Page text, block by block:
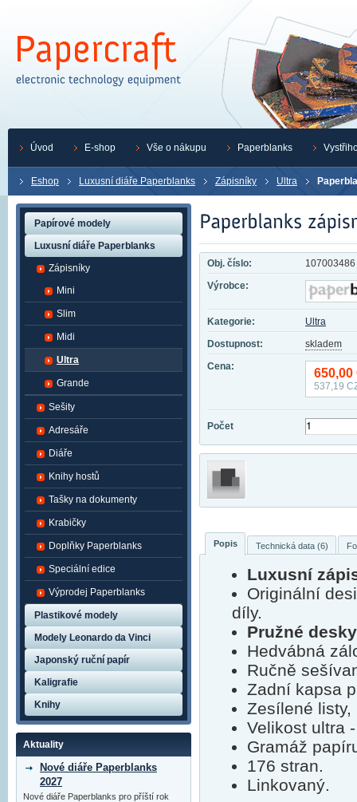
Eshop Luxusní diáře Paperblanks Zápisníky Ultra
Obj. číslo:
107003486
Výrobce:
Kategorie:
Ultra
Dostupnost:
skladem
Cena:
650,00
537,19
Počet
Popis Technická data (6)
Luxusní
Originální
díly.
Pružné
Hedvábná
Ručně
Zadní kapsa
Zesílené
Velikost ultra
Gramáž
176 stran.
Linkovaný.
Papírové modely
Luxusní diáře Paperblanks
Zápisníky
Mini
Slim
Midi
Ultra
Grande
Sešity
Adresáře
Diáře
Knihy hostů
Tašky na dokumenty
Krabičky
Doplňky Paperblanks
Speciální edice
Výprodej Paperblanks
Plastikové modely
Modely Leonardo da Vinci
Japonský ruční papír
Kaligrafie
Knihy
Aktuality
Nové diáře Paperblanks
2027
Nové diáře Paperblanks pro příští rok
Úvod E-shop Vše o nákupu Paperblanks